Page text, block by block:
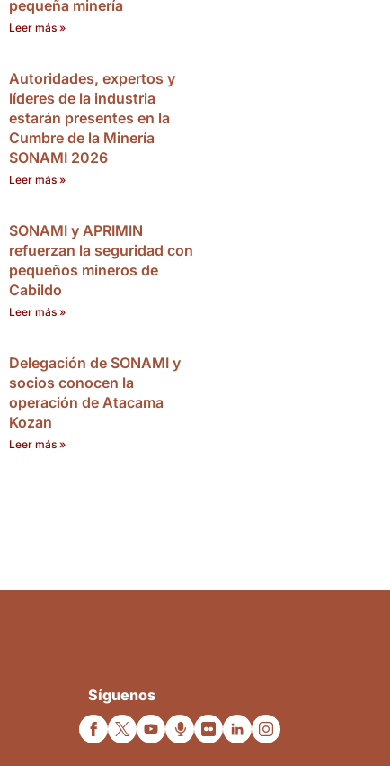
pequeña minería
Leer más »
Autoridades, expertos y
líderes de la industria
estarán presentes en la
Cumbre de la Minería
SONAMI 2026
Leer más »
SONAMI y APRIMIN
refuerzan la seguridad con
pequeños mineros de
Cabildo
Leer más »
Delegación de SONAMI y
socios conocen la
operación de Atacama
Kozan
Leer más »
Síguenos